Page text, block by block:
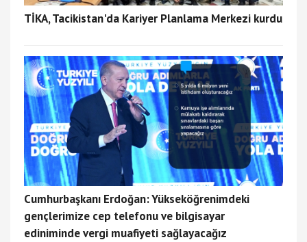
TİKA, Tacikistan'da Kariyer Planlama Merkezi kurdu
Cumhurbaşkanı Erdoğan: Yükseköğrenimdeki
gençlerimize cep telefonu ve bilgisayar
ediniminde vergi muafiyeti sağlayacağız